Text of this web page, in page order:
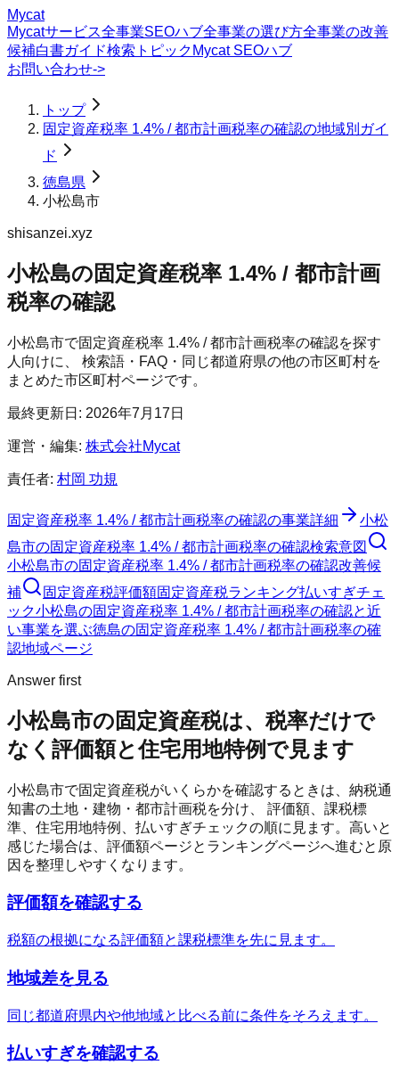
Mycat
Mycatサービス全事業SEOハブ全事業の選び方全事業の改善
候補白書ガイド検索トピック Mycat SEOハブ
お問い合わせ->
トップ
固定資産税率 1.4% / 都市計画税率の確認の地域別ガイ
ド
徳島県
小松島市
shisanzei.xyz
小松島の固定資産税率 1.4% / 都市計画
税率の確認
小松島市で固定資産税率 1.4% / 都市計画税率の確認を探す
人向けに、 検索語・FAQ・同じ都道府県の他の市区町村を
まとめた市区町村ページです。
最終更新日: 2026年7月17日
運営・編集: 株式会社Mycat
責任者: 村岡 功規
固定資産税率 1.4% / 都市計画税率の確認の事業詳細
小松
島市の固定資産税率 1.4% / 都市計画税率の確認検索意図
小松島市の固定資産税率 1.4% / 都市計画税率の確認改善候
補
固定資産税評価額固定資産税ランキング払いすぎチェ
ック小松島の固定資産税率 1.4% / 都市計画税率の確認と近
い事業を選ぶ徳島の固定資産税率 1.4% / 都市計画税率の確
認地域ページ
Answer first
小松島市の固定資産税は、税率だけで
なく評価額と住宅用地特例で見ます
小松島市で固定資産税がいくらかを確認するときは、納税通
知書の土地・建物・都市計画税を分け、 評価額、課税標
準、住宅用地特例、払いすぎチェックの順に見ます。高いと
感じた場合は、評価額ページとランキングページへ進むと原
因を整理しやすくなります。
評価額を確認する
税額の根拠になる評価額と課税標準を先に見ます。
地域差を見る
同じ都道府県内や他地域と比べる前に条件をそろえます。
払いすぎを確認する